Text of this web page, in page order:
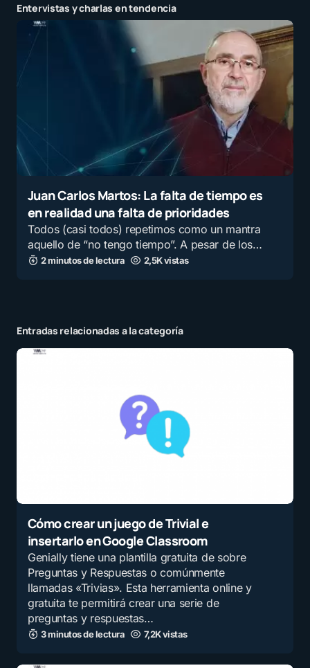
Entervistas y charlas en tendencia
Juan Carlos Martos: La falta de tiempo es
en realidad una falta de prioridades
Todos (casi todos) repetimos como un mantra
aquello de “no tengo tiempo”. A pesar de los…
2 minutos de lectura 2,5K vistas
Entradas relacionadas a la categoría
Cómo crear un juego de Trivial e
insertarlo en Google Classroom
Genially tiene una plantilla gratuita de sobre
Preguntas y Respuestas o comúnmente
llamadas «Trivias». Esta herramienta online y
gratuita te permitirá crear una serie de
preguntas y respuestas…
3 minutos de lectura 7,2K vistas